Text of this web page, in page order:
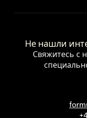
Не нашли
Свяжитесь с